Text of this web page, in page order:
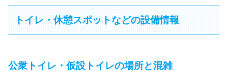
トイレ・休憩スポットなどの設備情報
公衆トイレ・仮設トイレの場所と混雑